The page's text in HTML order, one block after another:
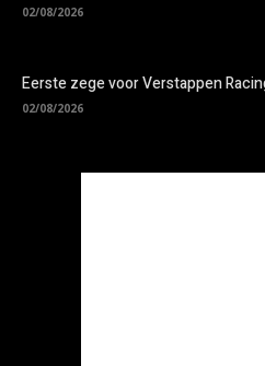
02/08/2026
Eerste zege voor Verstappen
02/08/2026